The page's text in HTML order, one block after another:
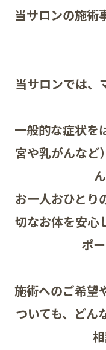
当サロンの施術
当サロンでは、
一般的な症状を
宮や乳がんなど
お一人おひとり
切なお体を安心
ポ
施術へのご希望
ついても、どん